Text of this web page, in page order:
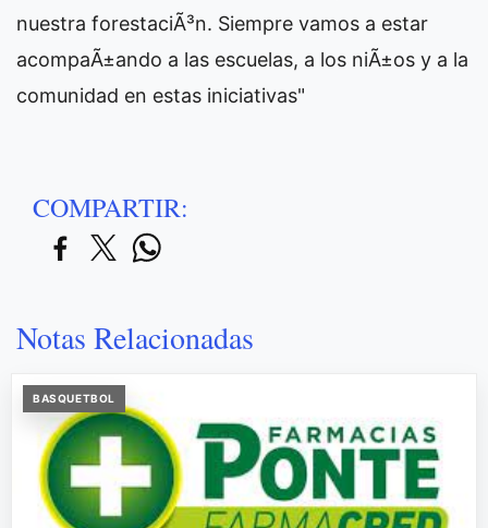
nuestra forestaciÃ³n. Siempre vamos a estar
acompaÃ±ando a las escuelas, a los niÃ±os y a la
comunidad en estas iniciativas"
COMPARTIR:
Notas Relacionadas
BASQUETBOL